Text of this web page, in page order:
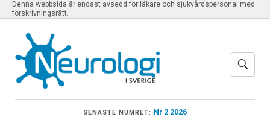
Denna webbsida är endast avsedd för läkare och sjukvårdspersonal med
förskrivningsrätt.
SENASTE NUMRET: Nr 2 2026